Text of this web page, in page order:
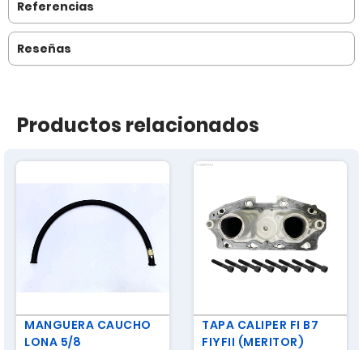
Referencias
Reseñas
Productos relacionados
MANGUERA CAUCHO
LONA 5/8
TAPA CALIPER FI B7
FIYFII (MERITOR)